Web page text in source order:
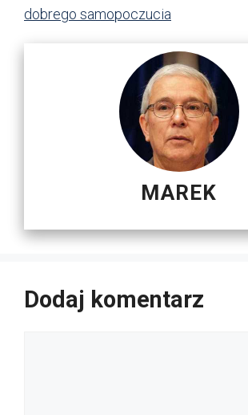
dobrego samopoczucia
MAREK
Dodaj komentarz